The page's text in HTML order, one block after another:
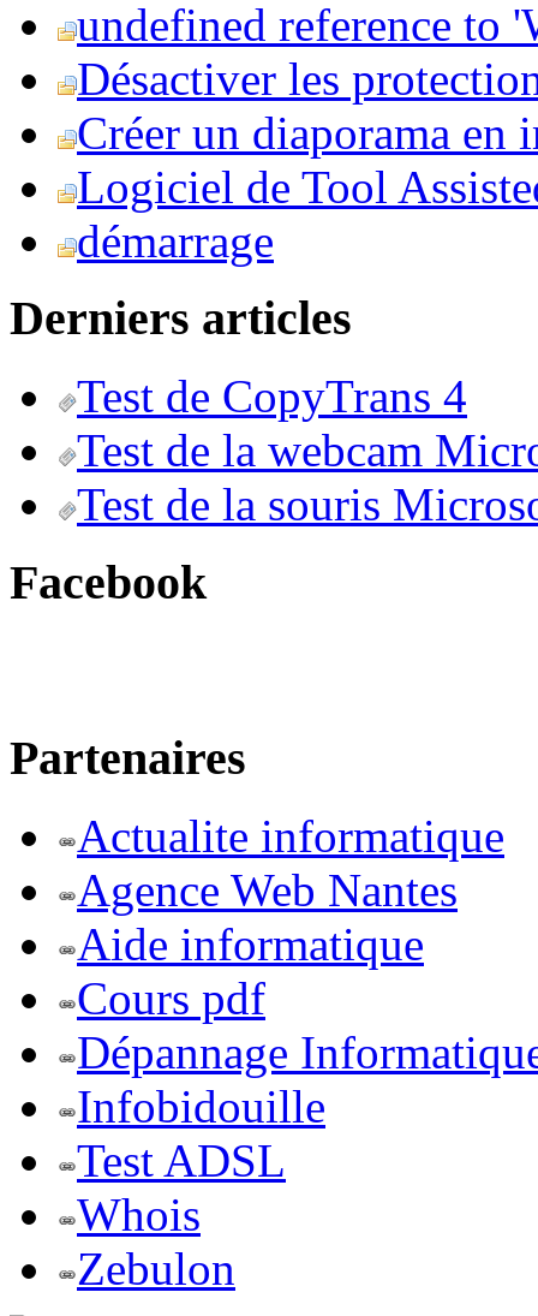
undefined reference to
Désactiver les
Créer un diaporama en
Logiciel de Tool
démarrage
Derniers articles
Test de CopyTrans 4
Test de la webcam
Test de la souris
Facebook
Partenaires
Actualite informatique
Agence Web Nantes
Aide informatique
Cours pdf
Dépannage
Infobidouille
Test ADSL
Whois
Zebulon